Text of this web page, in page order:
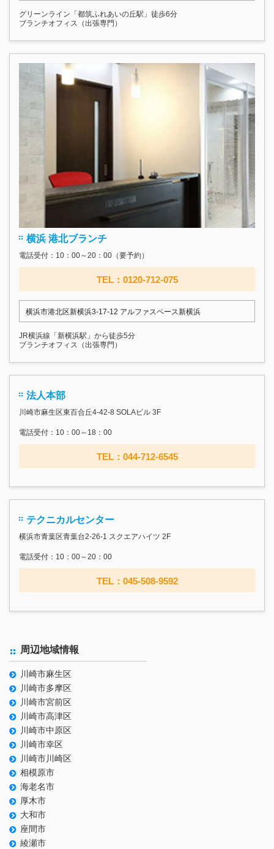
グリーンライン「都筑ふれあいの丘駅」徒歩6分
ブランチオフィス（出張専門）
横浜 港北ブランチ
電話受付：10：00～20：00（要予約）
TEL：0120-712-075
横浜市港北区新横浜3-17‐12 アルファスペース新横浜
JR横浜線「新横浜駅」から徒歩5分
ブランチオフィス（出張専門）
法人本部
川崎市麻生区東百合丘4-42-8 SOLAビル 3F
電話受付：10：00～18：00
TEL：044-712-6545
テクニカルセンター
横浜市青葉区青葉台2-26-1 スクエアハイツ 2F
電話受付：10：00～20：00
TEL：045-508-9592
周辺地域情報
川崎市麻生区
川崎市多摩区
川崎市宮前区
川崎市高津区
川崎市中原区
川崎市幸区
川崎市川崎区
相模原市
海老名市
厚木市
大和市
座間市
綾瀬市